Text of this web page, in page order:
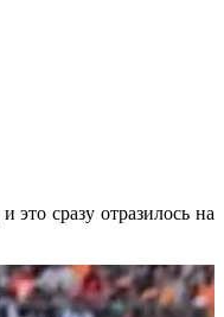
сразу отразилось на